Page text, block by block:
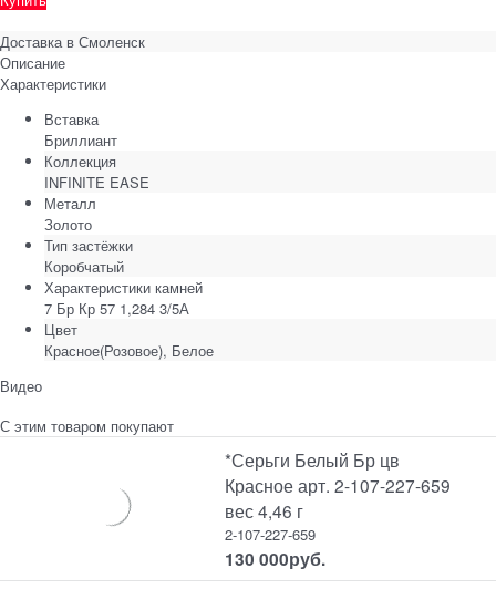
Доставка в Смоленск
Описание
Характеристики
Вставка
Бриллиант
Коллекция
INFINITE EASE
Металл
Золото
Тип застёжки
Коробчатый
Характеристики камней
7 Бр Кр 57 1,284 3/5А
Цвет
Красное(Розовое), Белое
Видео
С этим товаром покупают
*Серьги Белый Бр цв
Красное арт. 2-107-227-659
вес 4,46 г
2-107-227-659
130 000руб.